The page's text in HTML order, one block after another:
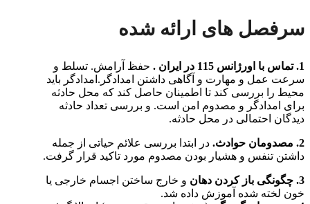
سرفصل های ارائه شده
1. تماس با اورژانس 115 در ایران .
حفظ آرامش. تسلط و
سرعت عمل و مهارت و آگاهی داشتن امدادگر.امدادگر باید
محیط را بررسی کند تا اطمینان حاصل کند که محل حادثه
برای امدادگر و مصدوم امن است. و بررسی تعداد حادثه
دیدگان احتمالی در محل حادثه.
2. مصدومان حوادث. در ابتدا بررسی علائم حیاتی از جمله
داشتن تنفس و هشیار بودن مصدوم مورد تاکید قرار گرفت.
3. چگونگی باز کردن دهان و خارج ساختن اجسام خارجی یا
خون لخته شده آموزش داده شد.